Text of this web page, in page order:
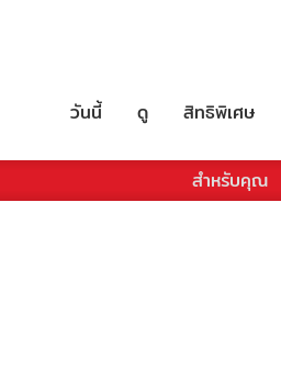
วันนี้ ดู สิทธิพิเศษ
สำหรับคุณ